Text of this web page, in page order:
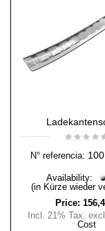
N° referencia:
Availability:
(in Kürze wieder
Price:
Incl. 21% Tax,
Cost